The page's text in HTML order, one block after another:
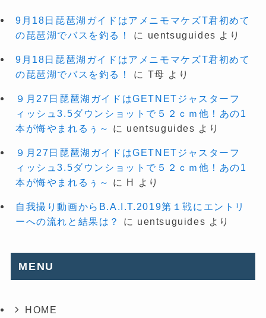
9月18日琵琶湖ガイドはアメニモマケズT君初めて
の琵琶湖でバスを釣る！
に uentsuguides より
9月18日琵琶湖ガイドはアメニモマケズT君初めて
の琵琶湖でバスを釣る！
に T母 より
９月27日琵琶湖ガイドはGETNETジャスターフ
ィッシュ3.5ダウンショットで５２ｃｍ他！あの1
本が悔やまれるぅ～
に uentsuguides より
９月27日琵琶湖ガイドはGETNETジャスターフ
ィッシュ3.5ダウンショットで５２ｃｍ他！あの1
本が悔やまれるぅ～
に H より
自我撮り動画からB.A.I.T.2019第１戦にエントリ
ーへの流れと結果は？
に uentsuguides より
MENU
HOME